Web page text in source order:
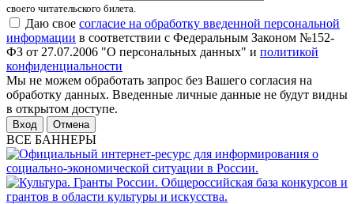
своего читательского билета.
Даю свое согласие на обработку введенной персональной
информации в соответствии с Федеральным Законом №152-
ФЗ от 27.07.2006 "О персональных данных" и политикой
конфиденциальности
Мы не можем обработать запрос без Вашего согласия на
обработку данных. Введенные личные данные не будут видны
в открытом доступе.
Отмена
ВСЕ БАННЕРЫ